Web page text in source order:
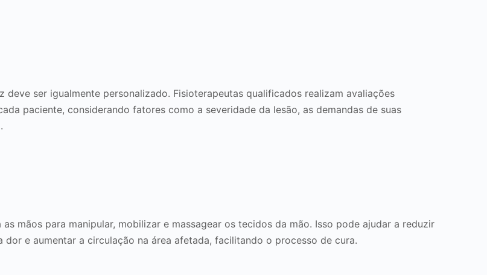
ser igualmente personalizado. Fisioterapeutas qualificados realizam avaliações
paciente, considerando fatores como a severidade da lesão, as demandas de suas
mãos para manipular, mobilizar e massagear os tecidos da mão. Isso pode ajudar a reduzir
e aumentar a circulação na área afetada, facilitando o processo de cura.